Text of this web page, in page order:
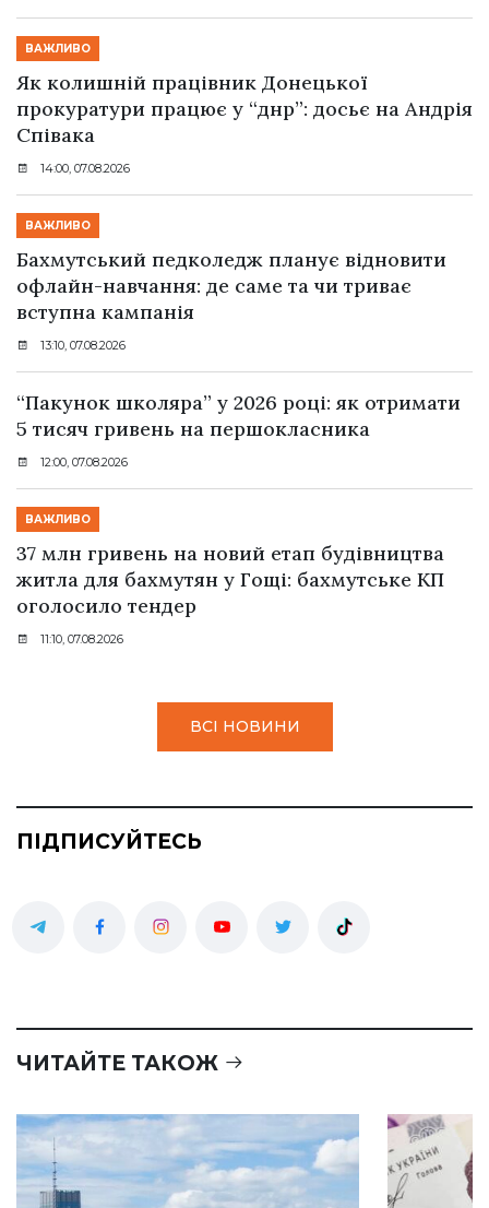
ВАЖЛИВО
Як колишній працівник Донецької
прокуратури працює у “днр”: досьє на Андрія
Співака
14:00, 07.08.2026
ВАЖЛИВО
Бахмутський педколедж планує відновити
офлайн-навчання: де саме та чи триває
вступна кампанія
13:10, 07.08.2026
“Пакунок школяра” у 2026 році: як отримати
5 тисяч гривень на першокласника
12:00, 07.08.2026
ВАЖЛИВО
37 млн гривень на новий етап будівництва
житла для бахмутян у Гощі: бахмутське КП
оголосило тендер
11:10, 07.08.2026
ВСІ НОВИНИ
ПІДПИСУЙТЕСЬ
ЧИТАЙТЕ ТАКОЖ